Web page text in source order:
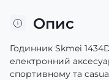
Опис
Годинник Skmei
електронний
спортивному та